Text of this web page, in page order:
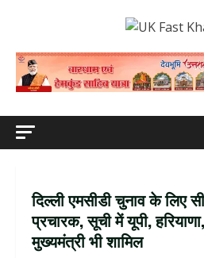
दिल्ली एमसीडी चुनाव के लिए
प्रचारक, सूची में यूपी,
मुख्यमंत्री भी शामिल